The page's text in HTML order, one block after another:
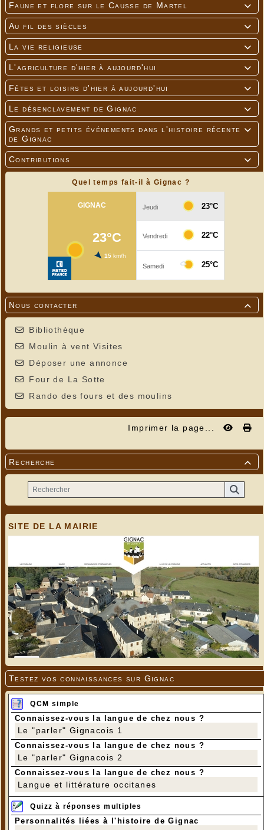

Faune et flore sur le Causse de Martel

Au fil des siècles

La vie religieuse

L'agriculture d'hier à aujourd'hui

Fêtes et loisirs d'hier à aujourd'hui

Le désenclavement de Gignac

Grands et petits événements dans l'histoire récente
de Gignac

Contributions
Quel temps fait-il à Gignac ?

Nous contacter
Bibliothèque
Moulin à vent Visites
Déposer une annonce
Four de La Sotte
Rando des fours et des moulins
Imprimer la page...

Recherche
SITE DE LA MAIRIE
Testez vos connaissances sur Gignac
QCM simple
Connaissez-vous la langue de chez nous ?
Le "parler" Gignacois 1
Connaissez-vous la langue de chez nous ?
Le "parler" Gignacois 2
Connaissez-vous la langue de chez nous ?
Langue et littérature occitanes
Quizz à réponses multiples
Personnalités liées à l'histoire de Gignac